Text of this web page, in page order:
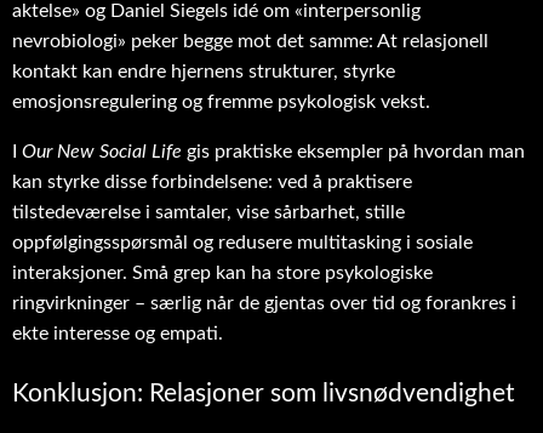
aktelse» og Daniel Siegels idé om «interpersonlig
nevrobiologi» peker begge mot det samme: At relasjonell
kontakt kan endre hjernens strukturer, styrke
emosjonsregulering og fremme psykologisk vekst.
Our New Social Life gis praktiske eksempler på hvordan man
kan styrke disse forbindelsene: ved å praktisere
tilstedeværelse i samtaler, vise sårbarhet, stille
oppfølgingsspørsmål og redusere multitasking i sosiale
interaksjoner. Små grep kan ha store psykologiske
ringvirkninger – særlig når de gjentas over tid og forankres i
ekte interesse og empati.
Konklusjon: Relasjoner som livsnødvendighet